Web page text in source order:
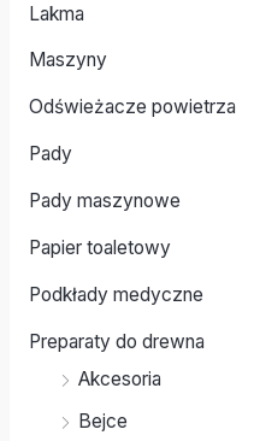
Lakma
Maszyny
Odświeżacze powietrza
Pady
Pady maszynowe
Papier toaletowy
Podkłady medyczne
Preparaty do drewna
Akcesoria
Bejce